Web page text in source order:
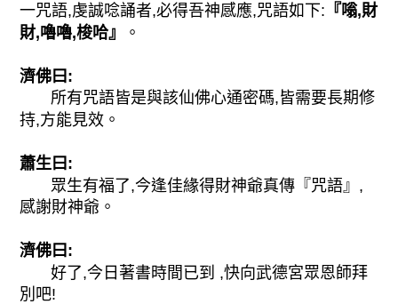
一咒語,虔誠唸誦者,必得吾神感應,咒語如下: 『嗡,財
財,嚕嚕,梭哈』
。
濟佛曰:
所有咒語皆是與該仙佛心通密碼,皆需要長期修
持,方能見效。
蕭生曰:
眾生有福了,今逢佳緣得財神爺真傳『咒語』,
感謝財神爺。
濟佛曰:
好了,今日著書時間已到 ,快向武德宮眾恩師拜
別吧!